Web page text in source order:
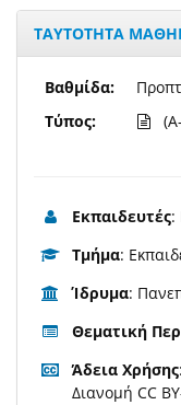
ΤΑΥΤΟΤΗΤΑ
Βαθμίδα:
Τύπος:
Εκπαιδευτές:
Τμήμα:
Ίδρυμα:
Θεματική
Άδεια Χρήσης
Διανομή CC